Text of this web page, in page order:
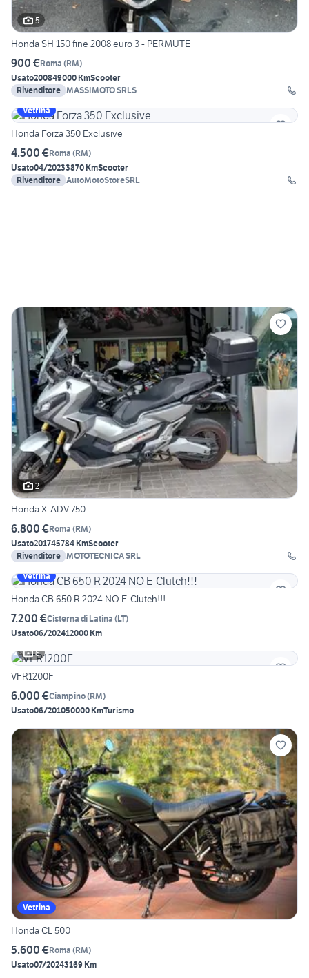
5
Honda SH 150 fine 2008 euro 3 - PERMUTE
900 €Roma (RM)
Usato200849000 KmScooter
Rivenditore MASSIMOTO SRLS
Vetrina
Honda Forza 350 Exclusive
4.500 €Roma (RM)
Usato04/20233870 KmScooter
Rivenditore AutoMotoStoreSRL
2
Honda X-ADV 750
6.800 €Roma (RM)
Usato201745784 KmScooter
Rivenditore MOTOTECNICA SRL
Vetrina
Honda CB 650 R 2024 NO E-Clutch!!!
7.200 €Cisterna di Latina (LT)
Usato06/202412000 Km
6
VFR1200F
6.000 €Ciampino(RM)
Usato06/201050000 KmTurismo
Vetrina
Honda CL 500
5.600 €Roma (RM)
Usato07/20243169 Km